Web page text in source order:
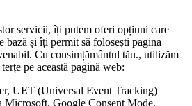
servicii, îți putem oferi opțiuni care
bază și îți permit să folosești pagina
Cu consimțământul tău., utilizăm
pe această pagină web:
UET (Universal Event Tracking)
Microsoft, Google Consent Mode,